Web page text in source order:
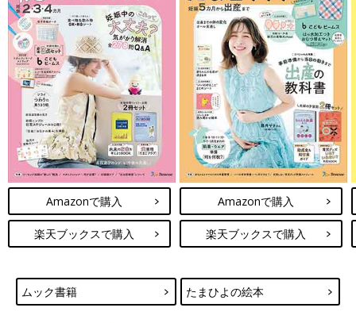
Amazonで購入
楽天ブックスで購入
Amazonで購入
楽天ブックスで購入
ムック書籍 たまひよの絵本